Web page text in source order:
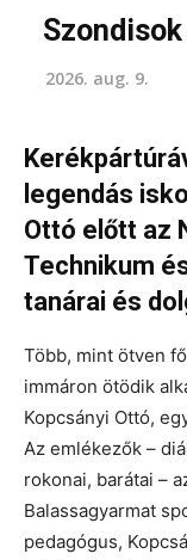
Szondisok
2026. aug. 9.
legendás
Ottó előtt az
Technikum
tanárai és
Több, mint ötven
immáron ötödik
Kopcsányi Ottó,
Az emlékezők –
rokonai, barátai –
Balassagyarmat
pedagógus,